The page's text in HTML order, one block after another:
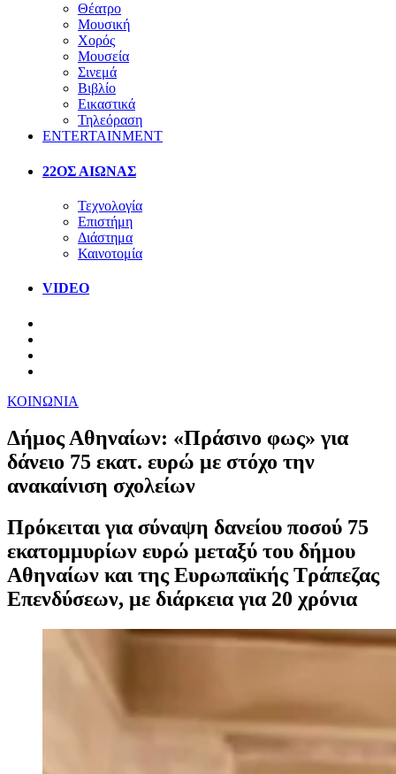
Θέατρο
Μουσική
Χορός
Μουσεία
Σινεμά
Βιβλίο
Εικαστικά
Τηλεόραση
ENTERTAINMENT
22ΟΣ ΑΙΩΝΑΣ
Τεχνολογία
Επιστήμη
Διάστημα
Καινοτομία
VIDEO
ΚΟΙΝΩΝΙΑ
Δήμος Αθηναίων: «Πράσινο φως» για
δάνειο 75 εκατ. ευρώ με στόχο την
ανακαίνιση σχολείων
Πρόκειται για σύναψη δανείου ποσού 75
εκατομμυρίων ευρώ μεταξύ του δήμου
Αθηναίων και της Ευρωπαϊκής Τράπεζας
Επενδύσεων, με διάρκεια για 20 χρόνια